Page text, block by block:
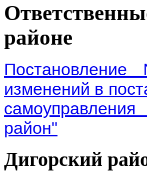
районе
изменений в
район"
Дигорский